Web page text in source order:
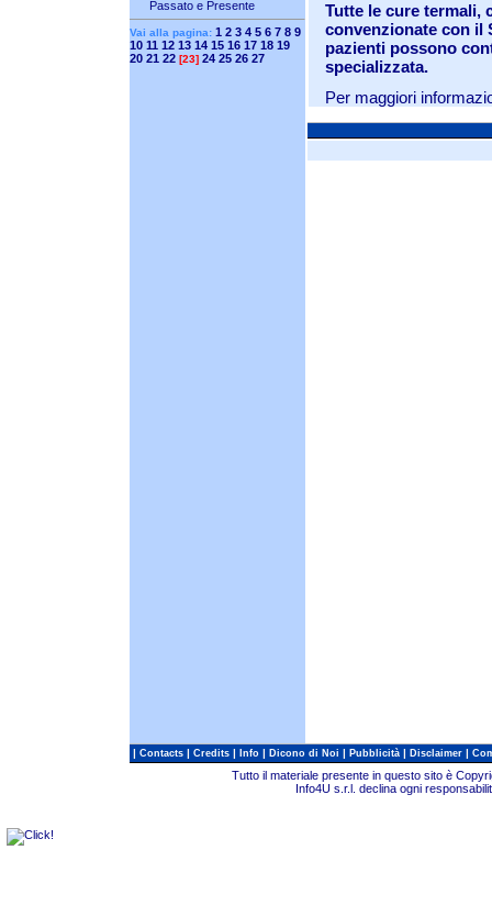
Passato e Presente
Vai alla pagina: 1 2 3 4 5 6 7 8 9
10 11 12 13 14 15 16 17 18 19
20 21 22 [23] 24 25 26 27
Tutte le cure termali,
convenzionate con il
pazienti possono
specializzata.
Per maggiori
| Contacts | Credits | Info | Dicono di Noi | Pubblicità | Disclaimer |
Tutto il materiale presente in questo sito è
Info4U s.r.l. declina ogni